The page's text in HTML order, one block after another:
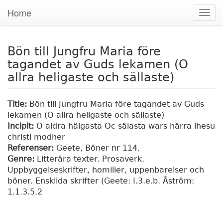
Home
Bön till Jungfru Maria före
tagandet av Guds lekamen (O
allra heligaste och sällaste)
Title: Bön till Jungfru Maria före tagandet av Guds
lekamen (O allra heligaste och sällaste)
Incipit: O aldra hälgasta Oc sälasta wars härra ihesu
christi modher
Referenser: Geete, Böner nr 114.
Genre: Litterära texter. Prosaverk.
Uppbyggelseskrifter, homilier, uppenbarelser och
böner. Enskilda skrifter (Geete: I.3.e.b. Åström:
1.1.3.5.2